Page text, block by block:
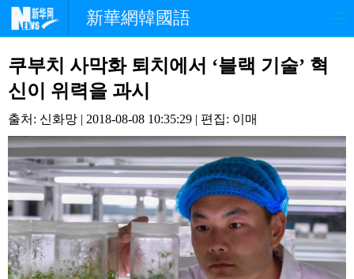
新華網韓國語
홈페이지 최신뉴스 정치
경제
중한교류 핫 TV 문화
연예 관광 오피니언
생생 중국어
쿠부치 사막화 퇴치에서 ‘블랙 기술’ 혁
신이 위력을 과시
출처: 신화망 | 2018-08-08 10:35:29 | 편집: 이매